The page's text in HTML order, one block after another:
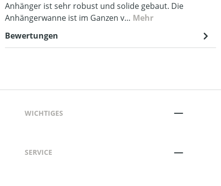
Anhänger ist sehr robust und solide gebaut. Die
Anhängerwanne ist im Ganzen v… Mehr
Bewertungen
WICHTIGES
SERVICE